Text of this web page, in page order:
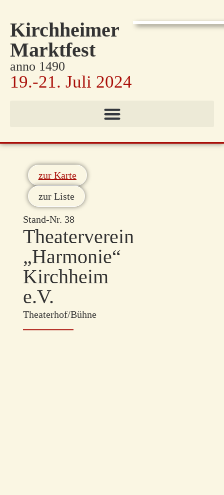
Kirchheimer
Marktfest
anno 1490
19.-21. Juli 2024
zur Karte
zur Liste
Stand-Nr. 38
Theaterverein
„Harmonie“
Kirchheim
e.V.
Theaterhof/Bühne